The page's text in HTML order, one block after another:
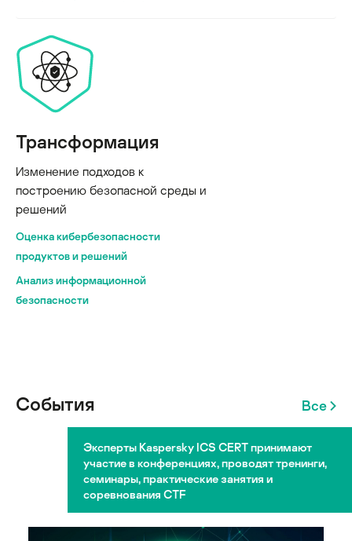
Трансформация
Изменение подходов к
построению безопасной среды и
решений
Оценка кибербезопасности
продуктов и решений
Анализ информационной
безопасности
События Все
Эксперты Kaspersky ICS CERT принимают
участие в конференциях, проводят тренинги,
семинары, практические занятия и
соревнования CTF